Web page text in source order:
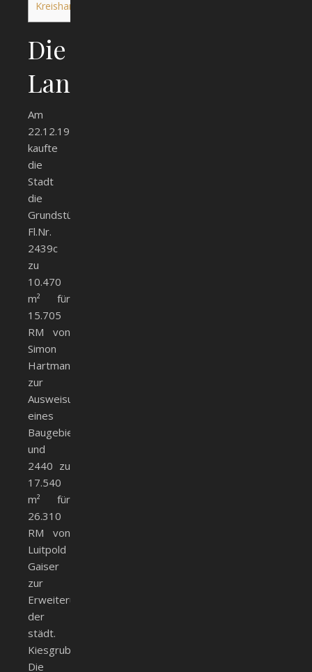
Kreishandwerkerschaft
Die
Landwirtschaftsschule
Am
22.12.1926
kaufte
die
Stadt
die
Grundstücke
Fl.Nr.
2439c
zu
10.470
m² für
15.705
RM von
Simon
Hartmann
zur
Ausweisung
eines
Baugebiets
und
2440 zu
17.540
m² für
26.310
RM von
Luitpold
Gaiser
zur
Erweiterung
der
städt.
Kiesgrube.
Die